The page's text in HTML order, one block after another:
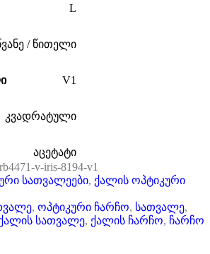
L
/ წითელი
V1
კვადრატული
აცეტატი
v-iris-8194-v1
სათვალეები, ქალის ოპტიკური
, ოპტიკური ჩარჩო, სათვალე,
სათვალე, ქალის ჩარჩო, ჩარჩო